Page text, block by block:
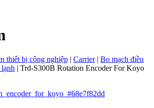
thiết bị công nghiệp | Carrier| Bo mạch điều
| Trd-S300B Rotation Encoder For Koyo